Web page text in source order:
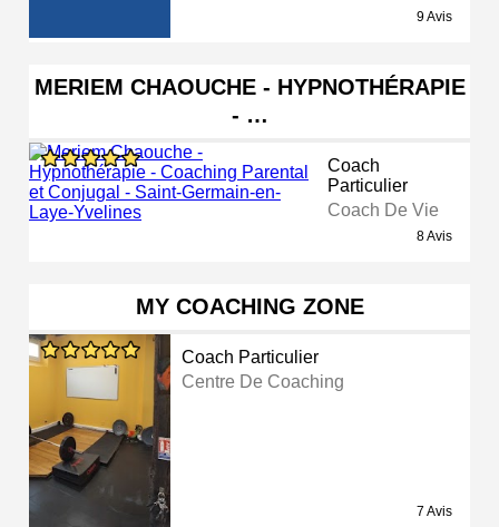
9 Avis
MERIEM CHAOUCHE - HYPNOTHÉRAPIE
- …
Coach
Particulier
Coach De Vie
8 Avis
MY COACHING ZONE
Coach Particulier
Centre De Coaching
7 Avis